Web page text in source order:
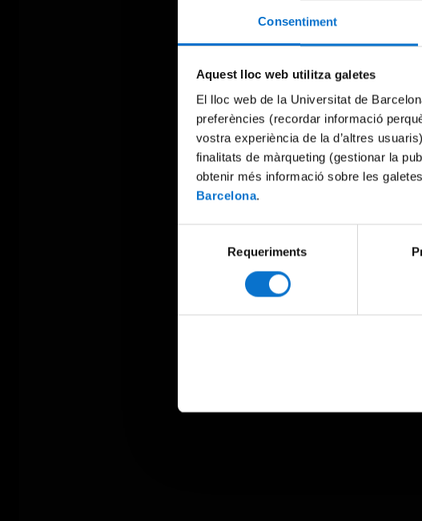
Consentiment
Aquest lloc web utilitza galetes
El lloc web de la Universitat de
preferències (recordar informació
vostra experiència de la d’altres
finalitats de màrqueting (gestionar la
obtenir més informació sobre les
Barcelona.
Requeriments